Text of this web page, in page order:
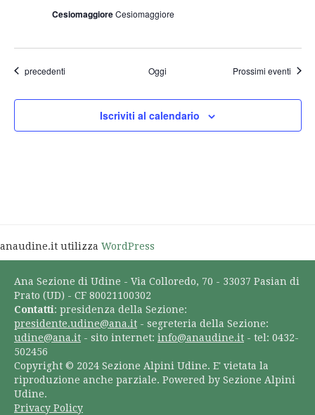
CesiomaggioreCesiomaggiore
Eventi
precedenti Oggi Prossimi eventi
Iscriviti al calendario
anaudine.it utilizza WordPress
Ana Sezione di Udine - Via Colloredo, 70 - 33037 Pasian di
Prato (UD) - CF 80021100302
Contatti: presidenza della Sezione:
presidente.udine@ana.it - segreteria della Sezione:
udine@ana.it - sito internet: info@anaudine.it - tel: 0432-
502456
Copyright © 2024 Sezione Alpini Udine. E' vietata la
riproduzione anche parziale. Powered by Sezione Alpini
Udine.
Privacy Policy